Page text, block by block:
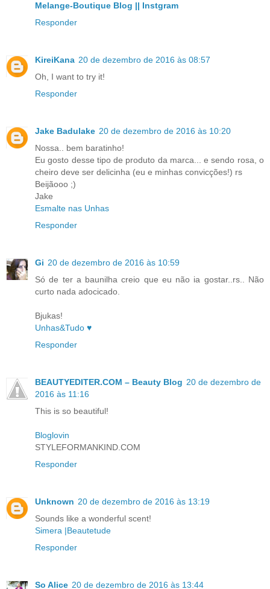
Melange-Boutique Blog || Instgram
Responder
KireiKana 20 de dezembro de 2016 às 08:57
Oh, I want to try it!
Responder
Jake Badulake 20 de dezembro de 2016 às 10:20
Nossa.. bem baratinho!
Eu gosto desse tipo de produto da marca... e sendo rosa, o
cheiro deve ser delicinha (eu e minhas convicções!) rs
Beijãooo ;)
Jake
Esmalte nas Unhas
Responder
Gi 20 de dezembro de 2016 às 10:59
Só de ter a baunilha creio que eu não ia gostar..rs.. Não
curto nada adocicado.
Bjukas!
Unhas&Tudo ♥
Responder
BEAUTYEDITER.COM – Beauty Blog 20 de dezembro de
2016 às 11:16
This is so beautiful!
Bloglovin
STYLEFORMANKIND.COM
Responder
Unknown 20 de dezembro de 2016 às 13:19
Sounds like a wonderful scent!
Simera |Beautetude
Responder
So Alice 20 de dezembro de 2016 às 13:44